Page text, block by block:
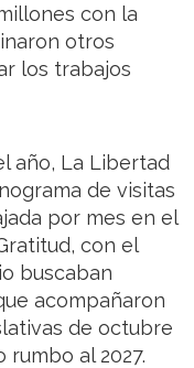
con la
otros
los trabajos
año, La Libertad
de visitas
por mes en el
con el
buscaban
acompañaron
de octubre
al 2027.